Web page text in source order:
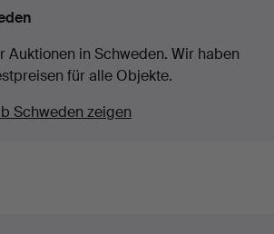
Auktionen in Schweden. Wir haben
für alle Objekte.
Schweden zeigen